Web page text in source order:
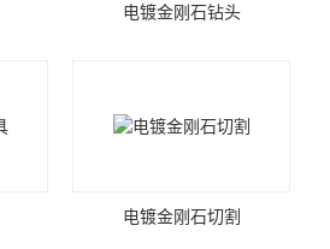
电镀金刚石钻头
电镀金刚石切割